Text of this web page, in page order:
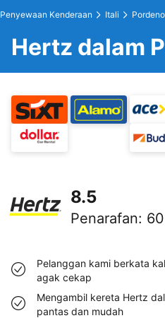
Penyewaan Kenderaan Itali
Hertz dalam
8.5
Penarafan:
Pelanggan kami berkata
agak cekap
Mengambil kereta Hertz
pantas dan mudah